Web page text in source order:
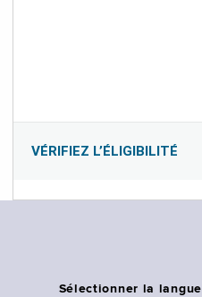
VÉRIFIEZ L’ÉLIGIBILITÉ
Sélectionner la langue